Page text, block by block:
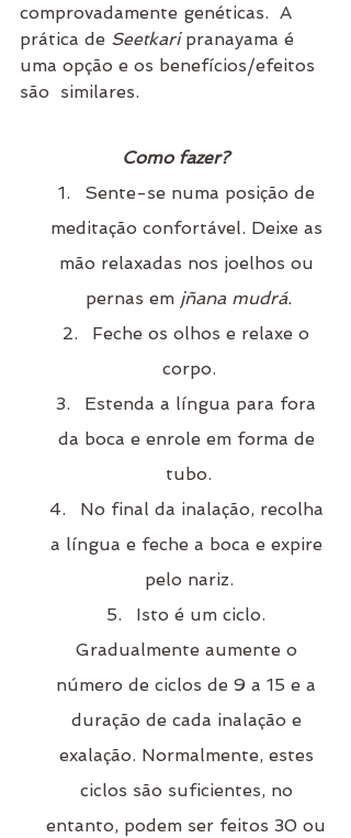
comprovadamente genéticas.  A
prática de Seetkari pranayama é
uma opção e os benefícios/efeitos
são  similares.
Como fazer?
Sente-se numa posição de
meditação confortável. Deixe as
mão relaxadas nos joelhos ou
pernas em jñana mudrá.
Feche os olhos e relaxe o
corpo.
Estenda a língua para fora
da boca e enrole em forma de
tubo.
No final da inalação, recolha
a língua e feche a boca e expire
pelo nariz.
Isto é um ciclo.
Gradualmente aumente o
número de ciclos de 9 a 15 e a
duração de cada inalação e
exalação. Normalmente, estes
ciclos são suficientes, no
entanto, podem ser feitos 30 ou